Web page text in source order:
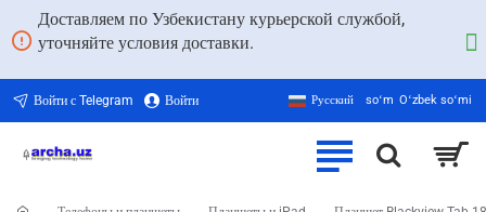
Доставляем по Узбекистану курьерской службой,
уточняйте условия доставки.
Войти с Telegram Войти Русский soʻm Oʻzbek soʻmi